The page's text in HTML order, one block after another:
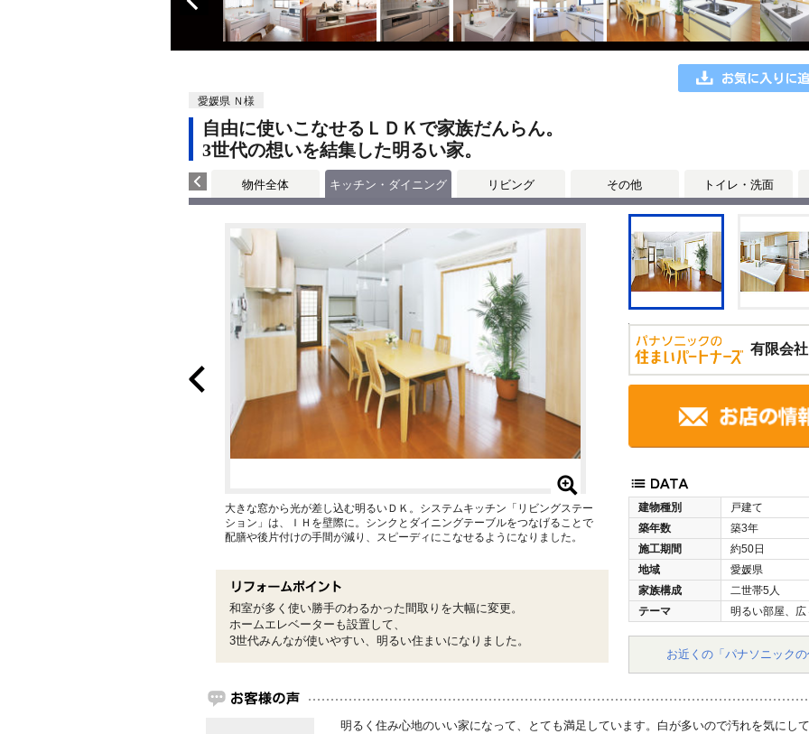
愛媛県 Ｎ様
自由に使いこなせるＬＤＫで家族だんらん。
3世代の想いを結集した明るい家。
物件全体 キッチン・ダイニング リビング その他 トイレ・洗面
有限会
建物種別
戸建て
築年数
築3年
施工期間
約50日
地域
愛媛県
家族構成
二世帯5人
テーマ
明るい部屋、広
お近くの「パナソニック
大きな窓から光が差し込む明るいＤＫ。システムキッチン「リビングステー
ション」は、ＩＨを壁際に。シンクとダイニングテーブルをつなげることで
配膳や後片付けの手間が減り、スピーディにこなせるようになりました。
和室が多く使い勝手のわるかった間取りを大幅に変更。
ホームエレベーターも設置して、
3世代みんなが使いやすい、明るい住まいになりました。
明るく住み心地のいい家になって、とても満足しています。白が多いので汚れを気にし